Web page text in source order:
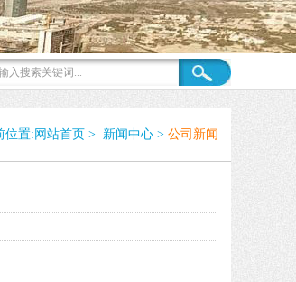
位置:网站首页 > 新闻中心 > 公司新闻